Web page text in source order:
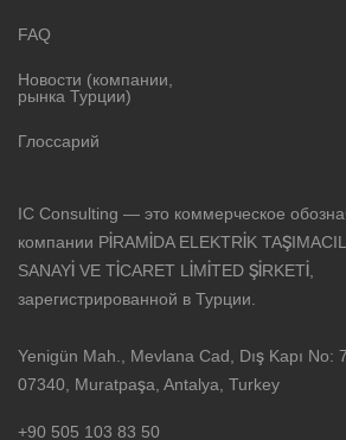
IC Consulting — это коммерческое
компании PİRAMİDA ELEKTRİK
SANAYİ VE TİCARET LİMİTED ŞİRKETİ,
зарегистрированной в Турции.
Yenigün Mah., Mevlana Cad, Dış Kapı No:
07340, Muratpaşa, Antalya, Turkey
+90 505 103 83 50
FAQ
Новости (компании,
рынка Турции)
Глоссарий